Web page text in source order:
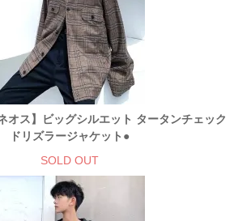
オス】ビッグシルエット タータンチェック
ドリズラージャケット●
SOLD OUT